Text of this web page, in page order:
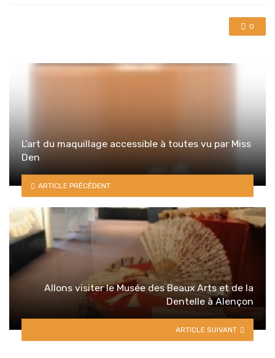
0
L’art du maquillage accessible à toutes vu par Miss
Den
ARTICLE PRÉCÉDENT
Allons visiter le Musée des Beaux Arts et de la
Dentelle à Alençon
ARTICLE SUIVANT